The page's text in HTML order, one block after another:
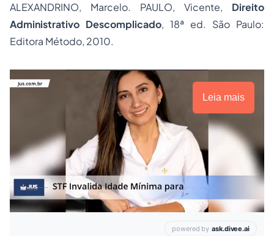
ALEXANDRINO, Marcelo. PAULO, Vicente, Direito
Administrativo Descomplicado, 18ª ed. São Paulo:
Editora Método, 2010.
Leia mais